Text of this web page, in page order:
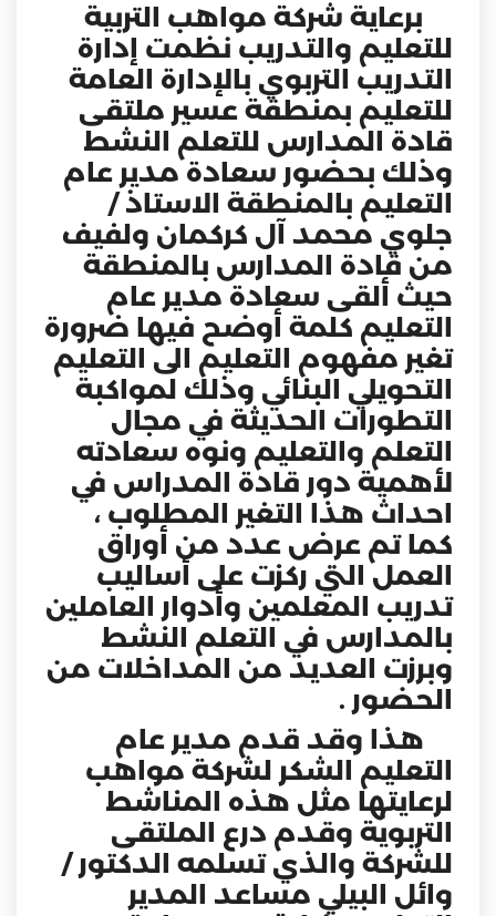
برعاية شركة مواهب التربية
للتعليم والتدريب نظمت إدارة
التدريب التربوي بالإدارة العامة
للتعليم بمنطقة عسير ملتقى
قادة المدارس للتعلم النشط
وذلك بحضور سعادة مدير عام
التعليم بالمنطقة الاستاذ /
جلوي محمد آل كركمان ولفيف
من قادة المدارس بالمنطقة
حيث ألقى سعادة مدير عام
التعليم كلمة أوضح فيها ضرورة
تغير مفهوم التعليم الى التعليم
التحويلي البنائي وذلك لمواكبة
التطورات الحديثة في مجال
التعلم والتعليم ونوه سعادته
لأهمية دور قادة المدراس في
احداث هذا التغير المطلوب ،
كما تم عرض عدد من أوراق
العمل التي ركزت على أساليب
تدريب المعلمين وأدوار العاملين
بالمدارس في التعلم النشط
وبرزت العديد من المداخلات من
الحضور .
هذا وقد قدم مدير عام
التعليم الشكر لشركة مواهب
لرعايتها مثل هذه المناشط
التربوية وقدم درع الملتقى
للشركة والذي تسلمه الدكتور /
وائل البيلي مساعد المدير